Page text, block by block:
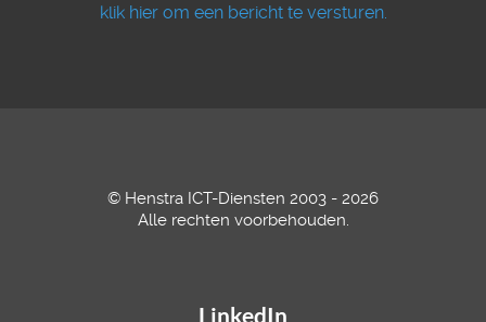
klik hier om een bericht te versturen.
© Henstra ICT-Diensten 2003 - 2026
Alle rechten voorbehouden.
LinkedIn